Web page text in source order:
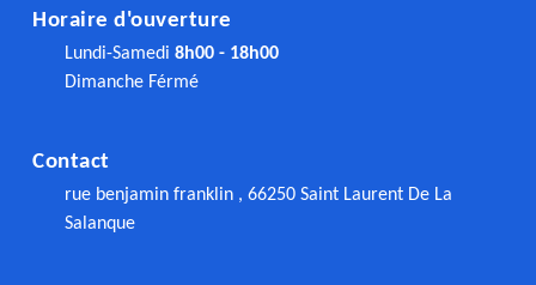
Horaire d'ouverture
Lundi-Samedi 8h00 - 18h00
Dimanche Férmé
Contact
rue benjamin franklin , 66250 Saint Laurent De La
Salanque